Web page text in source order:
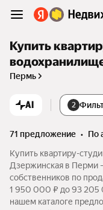
Купить
Пермь
AI 2
71 предложение •
Купить квартиру-
Дзержинская в Перми
собственников по
1 950 000 ₽ до 93 205
нашем каталоге